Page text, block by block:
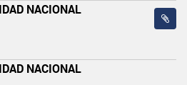
NACIONAL
NACIONAL